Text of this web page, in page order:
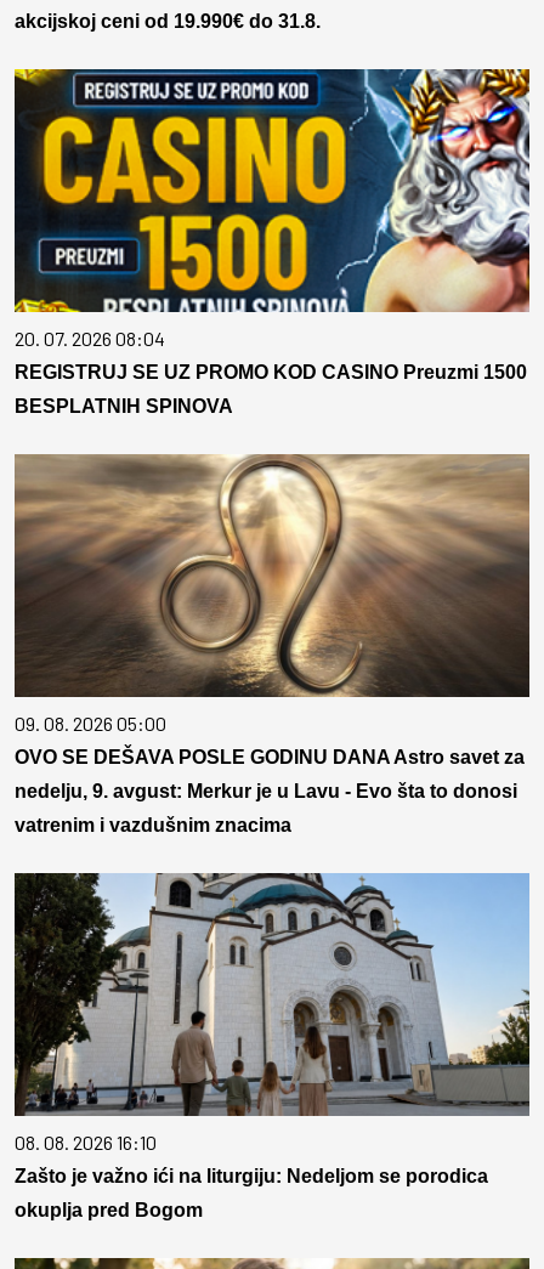
akcijskoj ceni od 19.990€ do 31.8.
20. 07. 2026 08:04
REGISTRUJ SE UZ PROMO KOD CASINO Preuzmi 1500
BESPLATNIH SPINOVA
09. 08. 2026 05:00
OVO SE DEŠAVA POSLE GODINU DANA Astro savet za
nedelju, 9. avgust: Merkur je u Lavu - Evo šta to donosi
vatrenim i vazdušnim znacima
08. 08. 2026 16:10
Zašto je važno ići na liturgiju: Nedeljom se porodica
okuplja pred Bogom